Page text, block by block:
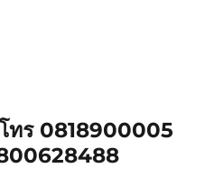
ทร 0818900005